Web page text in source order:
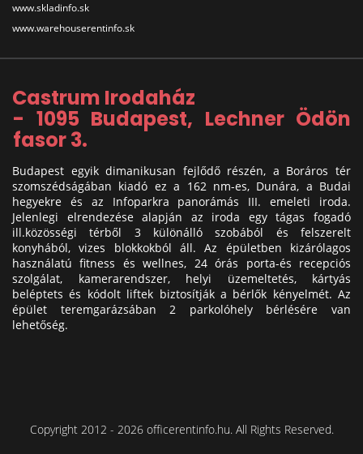
www.skladinfo.sk
www.warehouserentinfo.sk
Castrum Irodaház
- 1095 Budapest, Lechner Ödön
fasor 3.
Budapest egyik dimanikusan fejlődő részén, a Boráros tér
szomszédságában kiadó ez a 162 nm-es, Dunára, a Budai
hegyekre és az Infoparkra panorámás III. emeleti iroda.
Jelenlegi elrendezése alapján az iroda egy tágas fogadó
ill.közösségi térből 3 különálló szobából és felszerelt
konyhából, vizes blokkokból áll. Az épületben kizárólagos
használatú fitness és wellnes, 24 órás porta-és recepciós
szolgálat, kamerarendszer, helyi üzemeltetés, kártyás
beléptets és kódolt liftek biztosítják a bérlők kényelmét. Az
épület teremgarázsában 2 parkolóhely bérlésére van
lehetőség.
Copyright 2012 - 2026 officerentinfo.hu. All Rights Reserved.